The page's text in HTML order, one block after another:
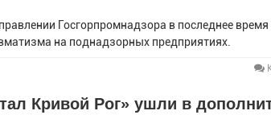
Госгорпромнадзора в последнее
на поднадзорных предприятиях.
Кривой Рог» ушли в